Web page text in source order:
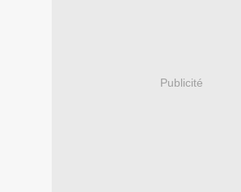
Publicité